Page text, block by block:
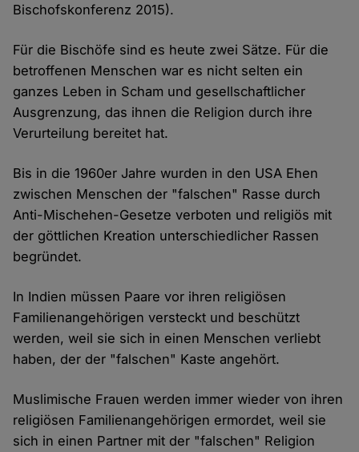
Bischofskonferenz 2015).
Für die Bischöfe sind es heute zwei Sätze. Für die
betroffenen Menschen war es nicht selten ein
ganzes Leben in Scham und gesellschaftlicher
Ausgrenzung, das ihnen die Religion durch ihre
Verurteilung bereitet hat.
Bis in die 1960er Jahre wurden in den USA Ehen
zwischen Menschen der "falschen" Rasse durch
Anti-Mischehen-Gesetze verboten und religiös mit
der göttlichen Kreation unterschiedlicher Rassen
begründet.
In Indien müssen Paare vor ihren religiösen
Familienangehörigen versteckt und beschützt
werden, weil sie sich in einen Menschen verliebt
haben, der der "falschen" Kaste angehört.
Muslimische Frauen werden immer wieder von ihren
religiösen Familienangehörigen ermordet, weil sie
sich in einen Partner mit der "falschen" Religion